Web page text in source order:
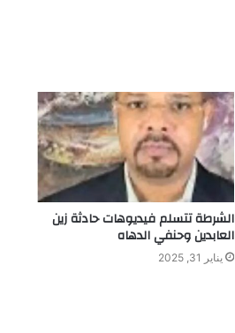
الشرطة تتسلم فيديوهات حادثة زين
العابدين وحنفي الدهاه
يناير 31, 2025